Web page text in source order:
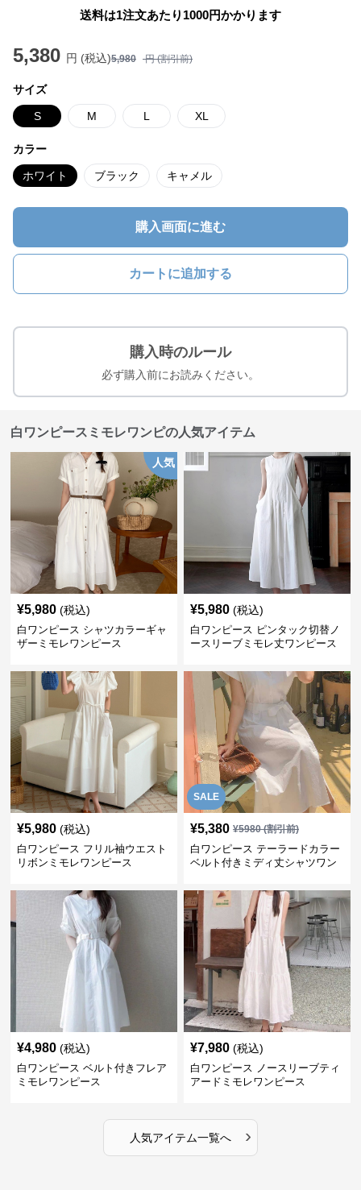
送料は1注文あたり 1000円かかります
5,380 円 (税込)5,980 円 (割引前)
サイズ
S M L XL
カラー
ホワイト ブラック キャメル
購入画面に進む
カートに追加する
購入時のルール
必ず購入前にお読みください。
白ワンピースミモレワンピの人気アイテム
人気
¥5,980 (税込)
白ワンピース シャツカラーギャ
ザーミモレワンピース
¥5,980 (税込)
白ワンピース ピンタック切替ノ
ースリーブミモレ丈ワンピース
¥5,980 (税込)
白ワンピース フリル袖ウエスト
リボンミモレワンピース
SALE
¥5,380 ¥5980(割引前)
白ワンピース テーラードカラー
ベルト付きミディ丈シャツワン
¥4,980 (税込)
白ワンピース ベルト付きフレア
ミモレワンピース
¥7,980 (税込)
白ワンピース ノースリーブティ
アードミモレワンピース
人気アイテム一覧へ ›